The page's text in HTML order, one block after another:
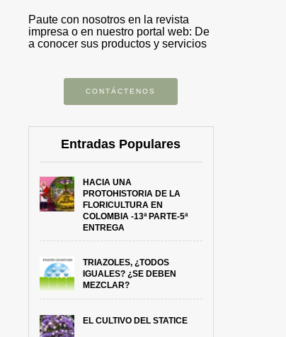
Paute con nosotros en la revista
impresa o en nuestro portal web: De
a conocer sus productos y servicios
CONTÁCTENOS
Entradas Populares
HACIA UNA
PROTOHISTORIA DE LA
FLORICULTURA EN
COLOMBIA -13ª PARTE-5ª
ENTREGA
TRIAZOLES, ¿TODOS
IGUALES? ¿SE DEBEN
MEZCLAR?
EL CULTIVO DEL STATICE